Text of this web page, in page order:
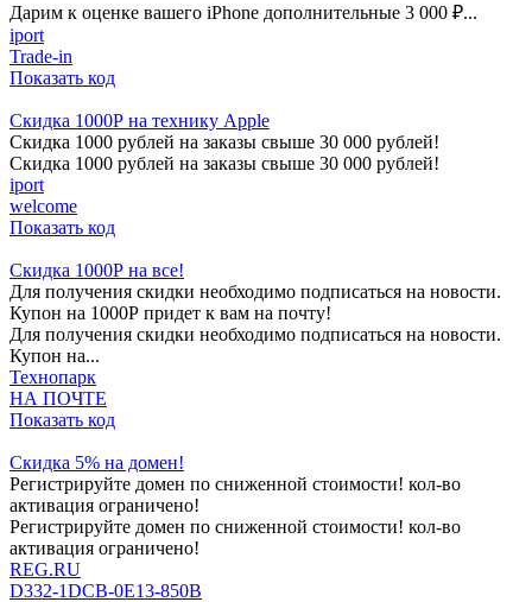
Дарим к оценке вашего iPhone дополнительные 3 000 ₽...
iport
Trade-in
Показать код
Cкидка 1000Р на технику Apple
Скидка 1000 рублей на заказы свыше 30 000 рублей!
Скидка 1000 рублей на заказы свыше 30 000 рублей!
iport
welcome
Показать код
Скидка 1000Р на все!
Для получения скидки необходимо подписаться на новости.
Купон на 1000Р придет к вам на почту!
Для получения скидки необходимо подписаться на новости.
Купон на...
Технопарк
НА ПОЧТЕ
Показать код
Скидка 5% на домен!
Регистрируйте домен по сниженной стоимости! кол-во
активация ограничено!
Регистрируйте домен по сниженной стоимости! кол-во
активация ограничено!
REG.RU
D332-1DCB-0E13-850B